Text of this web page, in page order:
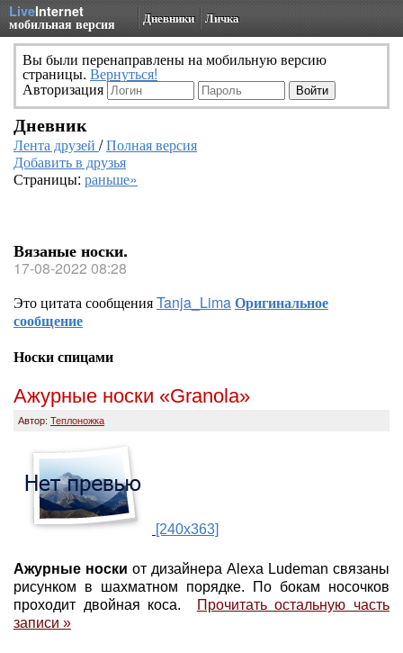
LiveInternet
мобильная версия Дневники Личка
Вы были перенаправлены на мобильную версию
страницы. Вернуться!
Авторизация
Дневник
Лента друзей /Полная версия
Добавить в друзья
Страницы: раньше»
Вязаные носки.
17-08-2022 08:28
Это цитата сообщенияTanja_LimaОригинальное
сообщение
Носки спицами
Ажурные носки «Granola»
Автор: Теплоножка
[240x363]
Ажурные носки от дизайнера Alexa Ludeman связаны
рисунком в шахматном порядке. По бокам носочков
проходит двойная коса.
Прочитать остальную часть
записи »